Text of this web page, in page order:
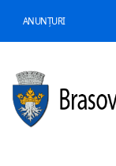
ANUNȚURI